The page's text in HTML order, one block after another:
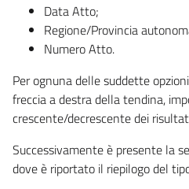
Data Atto;
Regione/Provincia
Numero Atto.
Per ognuna delle suddette
freccia a destra della tendina,
crescente/decrescente dei
Successivamente è presente la
dove è riportato il riepilogo del